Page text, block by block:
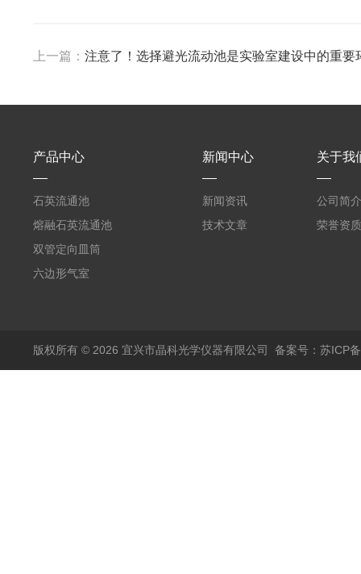
上一篇： 注意了！选择避光流动池是实验室建设中的重要
产品中心
石英流通池
熔融石英流通池
双管定向皿筒
六边形气室
新闻中心
新闻资讯
技术文章
关于我
公司简介
荣誉资质
版权所有 © 2026 宜兴市晶科光学仪器有限公司 备案号：苏ICP